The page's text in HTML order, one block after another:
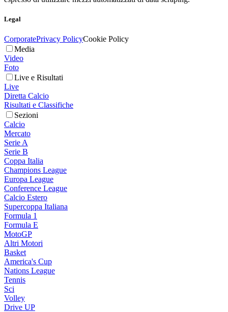
Legal
CorporatePrivacy PolicyCookie Policy
Media
Video
Foto
Live e Risultati
Live
Diretta Calcio
Risultati e Classifiche
Sezioni
Calcio
Mercato
Serie A
Serie B
Coppa Italia
Champions League
Europa League
Conference League
Calcio Estero
Supercoppa Italiana
Formula 1
Formula E
MotoGP
Altri Motori
Basket
America's Cup
Nations League
Tennis
Sci
Volley
Drive UP